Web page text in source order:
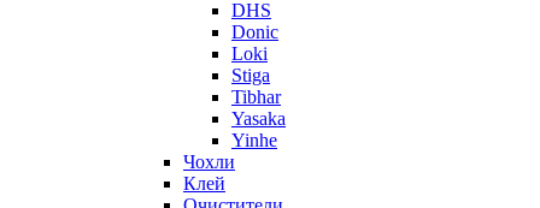
DHS
Donic
Loki
Stiga
Tibhar
Yasaka
Yinhe
Чохли
Клей